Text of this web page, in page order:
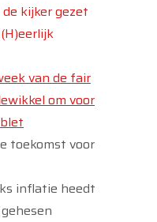
kijker gezet
van de fair
om voor
toekomst voor
inflatie heedt